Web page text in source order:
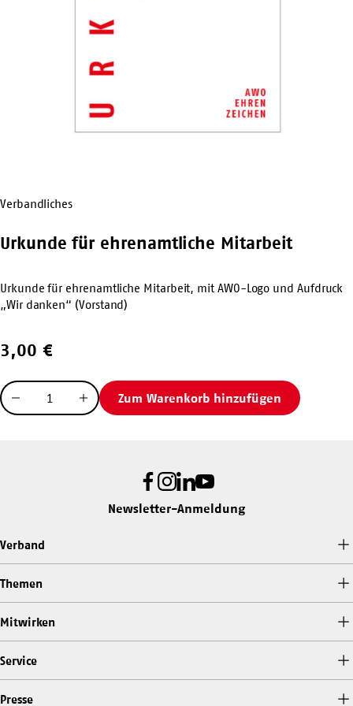
Urkunde für ehrenamtliche Mitarbeit
Verbandliches
Urkunde für ehrenamtliche Mitarbeit, mit AWO-Logo und Aufdruck
„Wir danken“ (Vorstand)
3,00 €
Menge
verringern
Menge
Menge
erhöhen
Zum Warenkorb hinzufügen
Facebook
Instagram
LinkedIn
Youtube
Newsletter-Anmeldung
Verband
Themen
Mitwirken
Service
Presse